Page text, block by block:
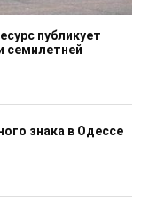
публикует
семилетней
знака в Одессе